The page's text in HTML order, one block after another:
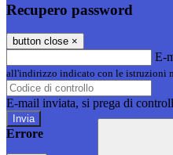
Recupero password
button close ×
E-
all'indirizzo indicato con le istruzioni
E-mail inviata, si prega di
Errore